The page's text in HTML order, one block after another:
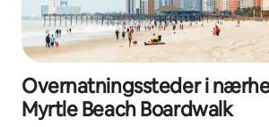
Overnatningssteder i
Myrtle Beach Boardwalk